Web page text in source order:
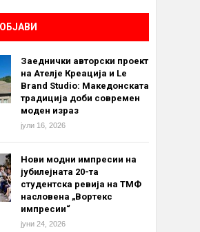
Заеднички авторски проект
на Ателје Креација и Le
Brand Studio: Македонската
традиција доби современ
моден израз
јули 16, 2026
Нови модни импресии на
јубилејната 20-та
студентска ревија на ТМФ
насловена „Вортекс
импресии“
јуни 24, 2026